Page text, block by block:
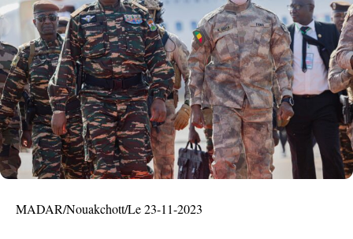
MADAR/Nouakchott/Le 23-11-2023